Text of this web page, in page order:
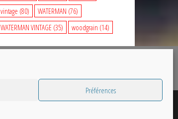
Préférences
vintage (80) WATERMAN (76)
WATERMAN VINTAGE (35) woodgrain (14)